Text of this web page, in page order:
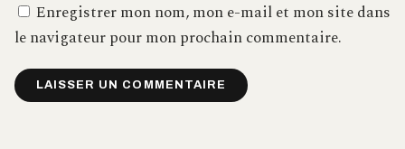
Enregistrer mon nom, mon e-mail et mon site dans
le navigateur pour mon prochain commentaire.